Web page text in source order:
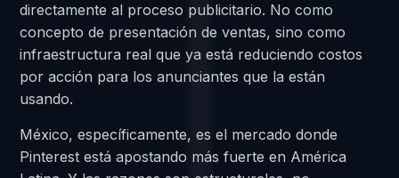
directamente al proceso publicitario. No como
concepto de presentación de ventas, sino como
infraestructura real que ya está reduciendo costos
por acción para los anunciantes que la están
usando.
México, específicamente, es el mercado donde
Pinterest está apostando más fuerte en América